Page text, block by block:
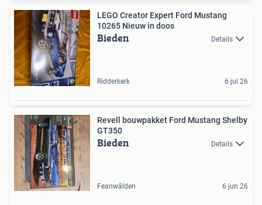
LEGO Creator Expert Ford Mustang
10265 Nieuw in doos
Bieden Details
Ridderkerk 6 jul 26
Revell bouwpakket Ford Mustang Shelby
GT350
Bieden Details
Feanwâlden 6 jun 26